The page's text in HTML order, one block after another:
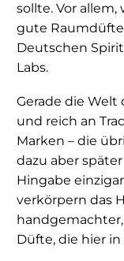
sollte. Vor
gute Raumdüfte
Deutschen
Labs.
Gerade die Welt
und reich an
Marken – die
dazu aber
Hingabe
verkörpern das
Düfte, die hier